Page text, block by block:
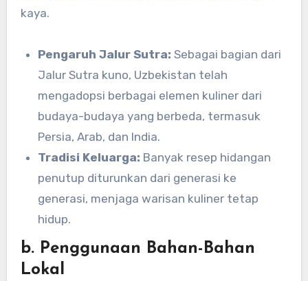
kaya.
Pengaruh Jalur Sutra: Sebagai bagian dari
Jalur Sutra kuno, Uzbekistan telah
mengadopsi berbagai elemen kuliner dari
budaya-budaya yang berbeda, termasuk
Persia, Arab, dan India.
Tradisi Keluarga: Banyak resep hidangan
penutup diturunkan dari generasi ke
generasi, menjaga warisan kuliner tetap
hidup.
b. Penggunaan Bahan-Bahan
Lokal